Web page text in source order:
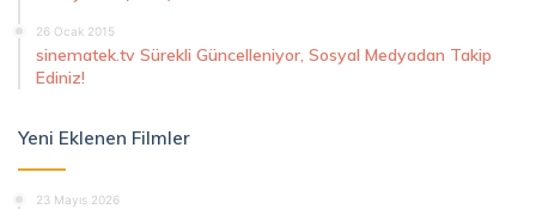
26 Ocak 2015
sinematek.tv Sürekli Güncelleniyor, Sosyal Medyadan Takip
Ediniz!
Yeni Eklenen Filmler
23 Mayıs 2026